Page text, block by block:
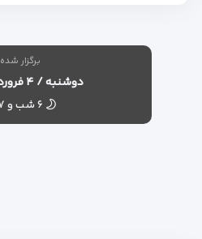
برگزار شده
دوشنبه / ۴ فروردین ۱۴۰۴
۶ شب و ۷ روز